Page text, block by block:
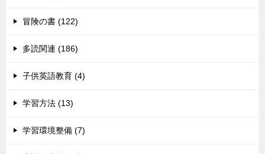
冒険の書 (122)
多読関連 (186)
子供英語教育 (4)
学習方法 (13)
学習環境整備 (7)